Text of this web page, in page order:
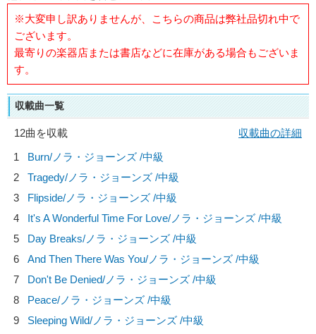
※大変申し訳ありませんが、こちらの商品は弊社品切れ中で
ございます。
最寄りの楽器店または書店などに在庫がある場合もございま
す。
収載曲一覧
12曲を収載
収載曲の詳細
1
Burn/ ノラ・ジョーンズ /中級
2
Tragedy/ ノラ・ジョーンズ /中級
3
Flipside/ ノラ・ジョーンズ /中級
4
It's A Wonderful Time For Love/ ノラ・ジョーンズ /中級
5
Day Breaks/ ノラ・ジョーンズ /中級
6
And Then There Was You/ ノラ・ジョーンズ /中級
7
Don't Be Denied/ ノラ・ジョーンズ /中級
8
Peace/ ノラ・ジョーンズ /中級
9
Sleeping Wild/ ノラ・ジョーンズ /中級